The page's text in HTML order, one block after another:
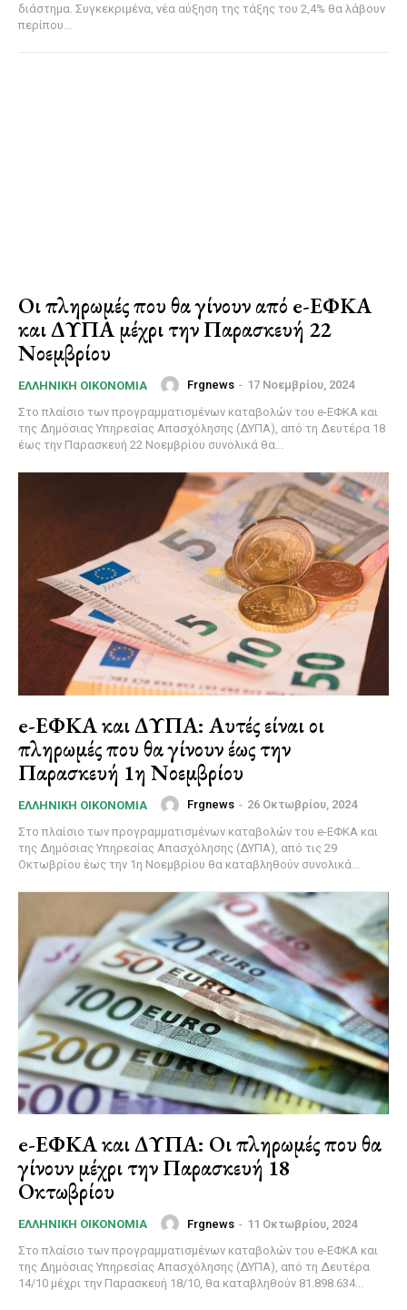
διάστημα. Συγκεκριμένα, νέα αύξηση της τάξης του 2,4% θα λάβουν
περίπου...
Οι πληρωμές που θα γίνουν από e-ΕΦΚΑ
και ΔΥΠΑ μέχρι την Παρασκευή 22
Νοεμβρίου
ΕΛΛΗΝΙΚΉ ΟΙΚΟΝΟΜΊΑ Frgnews - 17 Νοεμβρίου, 2024
Στο πλαίσιο των προγραμματισμένων καταβολών του e-ΕΦΚΑ και
της Δημόσιας Υπηρεσίας Απασχόλησης (ΔΥΠΑ), από τη Δευτέρα 18
έως την Παρασκευή 22 Νοεμβρίου συνολικά θα...
e-ΕΦΚΑ και ΔΥΠΑ: Αυτές είναι οι
πληρωμές που θα γίνουν έως την
Παρασκευή 1η Νοεμβρίου
ΕΛΛΗΝΙΚΉ ΟΙΚΟΝΟΜΊΑ Frgnews - 26 Οκτωβρίου, 2024
Στο πλαίσιο των προγραμματισμένων καταβολών του e-ΕΦΚΑ και
της Δημόσιας Υπηρεσίας Απασχόλησης (ΔΥΠΑ), από τις 29
Οκτωβρίου έως την 1η Νοεμβρίου θα καταβληθούν συνολικά...
e-ΕΦΚΑ και ΔΥΠΑ: Οι πληρωμές που θα
γίνουν μέχρι την Παρασκευή 18
Οκτωβρίου
ΕΛΛΗΝΙΚΉ ΟΙΚΟΝΟΜΊΑ Frgnews - 11 Οκτωβρίου, 2024
Στο πλαίσιο των προγραμματισμένων καταβολών του e-ΕΦΚΑ και
της Δημόσιας Υπηρεσίας Απασχόλησης (ΔΥΠΑ), από τη Δευτέρα
14/10 μέχρι την Παρασκευή 18/10, θα καταβληθούν 81.898.634...